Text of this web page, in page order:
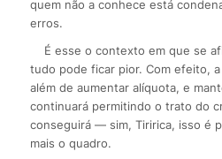
quem não a conhece está
erros.
É esse o contexto em que se
tudo pode ficar pior. Com efeito,
além de aumentar alíquota, e
continuará permitindo o trato do
conseguirá — sim, Tiririca, isso é
mais o quadro.